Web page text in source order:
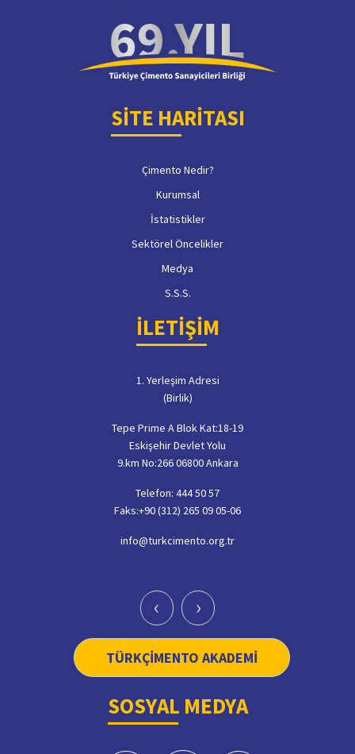
SİTE HARİTASI
Çimento Nedir?
Kurumsal
İstatistikler
Sektörel Öncelikler
Medya
S.S.S.
İLETİŞİM
1. Yerleşim Adresi
(Birlik)
Tepe Prime A Blok Kat:18-19
Eskişehir Devlet Yolu
9.km No:266 06800 Ankara
Telefon: 444 50 57
Faks:+90 (312) 265 09 05-06
info@turkcimento.org.tr
‹ ›
TÜRKÇİMENTO AKADEMİ
SOSYAL MEDYA